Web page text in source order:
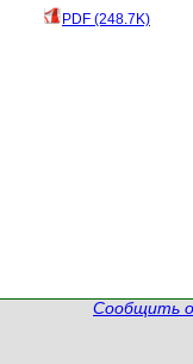
PDF (248.7K)
Сообщить о